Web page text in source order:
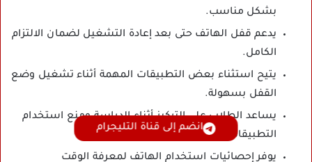
بشكل مناسب.
يدعم قفل الهاتف حتى بعد إعادة التشغيل لضمان الالتزام
الكامل.
يتيح استثناء بعض التطبيقات المهمة أثناء تشغيل وضع
القفل بسهولة.
يساعد الطلاب على التركيز أثناء الدراسة ومنع استخدام
التطبيقات المشتتة.
يوفر إحصائيات استخدام الهاتف لمعرفة الوقت
انضم إلى قناة التليجرام